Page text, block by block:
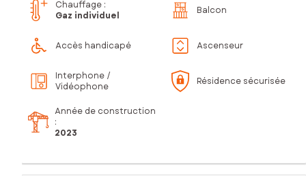
Chauffage :
Gaz individuel
Balcon
Accès handicapé Ascenseur
Interphone /
Vidéophone
Résidence sécurisée
Année de construction
:
2023